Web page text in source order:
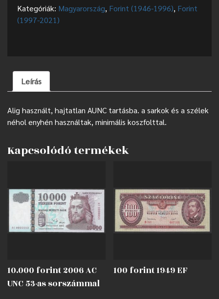
Kategóriák: Magyarország, Forint (1946-1996), Forint
(1997-2021)
Leírás
Alig használt, hajtatlan AUNC tartásba. a sarkok és a szélek
néhol enyhén használtak, minimális koszfolttal.
Kapcsolódó termékek
10.000 forint 2006 AC
UNC 53-as sorszámmal
100 forint 1949 EF